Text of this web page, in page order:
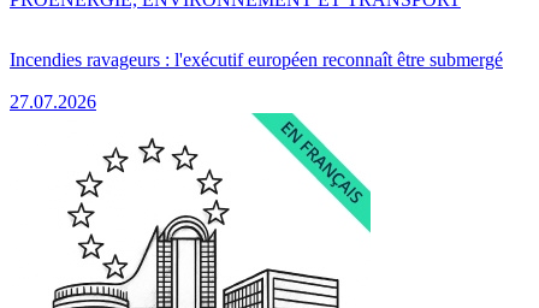
Incendies ravageurs : l'exécutif européen reconnaît être submergé
27.07.2026